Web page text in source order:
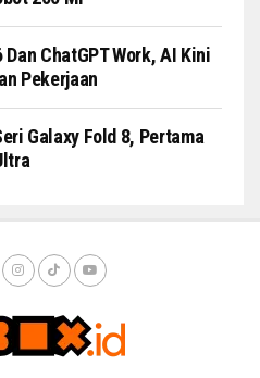
ChatGPT Work, AI Kini
Pekerjaan
Galaxy Fold 8, Pertama